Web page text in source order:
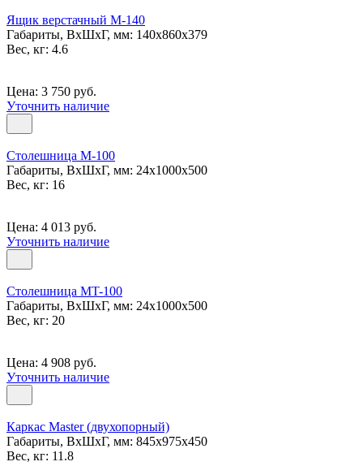
Ящик верстачный М-140
Габариты, ВxШxГ, мм: 140x860x379
Вес, кг: 4.6
Цена: 3 750 руб.
Уточнить наличие
Столешница М-100
Габариты, ВxШxГ, мм: 24x1000x500
Вес, кг: 16
Цена: 4 013 руб.
Уточнить наличие
Столешница МT-100
Габариты, ВxШxГ, мм: 24x1000x500
Вес, кг: 20
Цена: 4 908 руб.
Уточнить наличие
Каркас Master (двухопорный)
Габариты, ВxШxГ, мм: 845x975x450
Вес, кг: 11.8